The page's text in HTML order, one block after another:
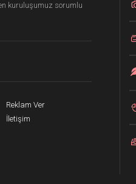
kuruluşumuz sorumlu
Reklam Ver
İletişim